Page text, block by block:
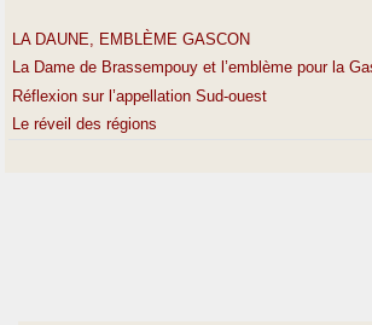
LA DAUNE, EMBLÈME GASCON
La Dame de Brassempouy et l’emblème pour la
Réflexion sur l’appellation Sud-ouest
Le réveil des régions